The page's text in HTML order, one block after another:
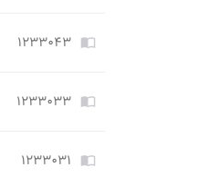
import_contacts ۱۲۳۳۰۴۳
import_contacts ۱۲۳۳۰۳۳
import_contacts ۱۲۳۳۰۳۱